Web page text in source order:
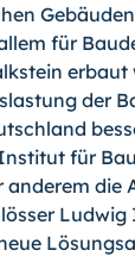
für
erbaut
der
für
die